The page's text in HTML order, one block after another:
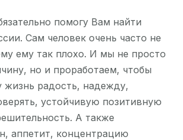
помогу Вам найти
Сам человек очень часто не
ему так плохо. И мы не просто
но и проработаем, чтобы
жизнь радость, надежду,
устойчивую позитивную
А также
аппетит, концентрацию